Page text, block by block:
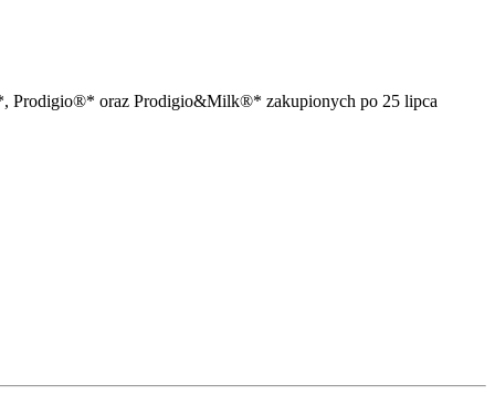
Prodigio®* oraz Prodigio&Milk®* zakupionych po 25 lipca